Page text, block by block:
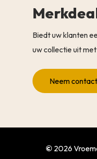
Biedt uw klanten
uw collectie uit
Neem
© 2026